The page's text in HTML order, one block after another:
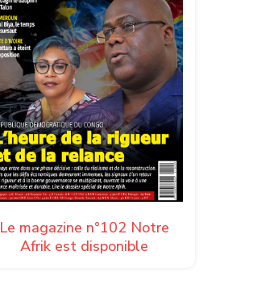
Le magazine n°102 Notre
Afrik est disponible